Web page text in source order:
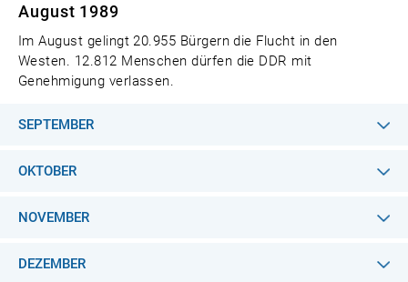
August 1989
Im August gelingt 20.955 Bürgern die Flucht in den
Westen. 12.812 Menschen dürfen die DDR mit
Genehmigung verlassen.
SEPTEMBER
OKTOBER
NOVEMBER
DEZEMBER